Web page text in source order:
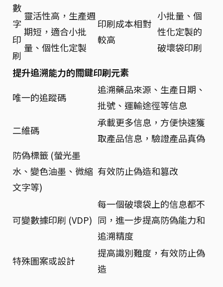
數
字
印
刷
靈活性高，生產週
期短，適合小批
量、個性化定製
印刷成本相對
較高
小批量、個
性化定製的
破壞袋印刷
提升追溯能力的關鍵印刷元素
唯一的追蹤碼
追溯藥品來源、生產日期、
批號、運輸途徑等信息
二維碼
承載更多信息，方便快速獲
取產品信息，驗證產品真偽
防偽標籤 (螢光墨
水、變色油墨、微縮
文字等)
有效防止偽造和篡改
可變數據印刷 (VDP)
每一個破壞袋上的信息都不
同，進一步提高防偽能力和
追溯精度
特殊圖案或設計
提高識別難度，有效防止偽
造